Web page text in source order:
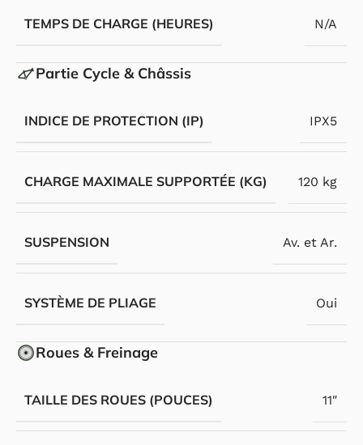
TEMPS DE CHARGE (HEURES) N/A
Partie Cycle & Châssis
INDICE DE PROTECTION (IP) IPX5
CHARGE MAXIMALE SUPPORTÉE (KG) 120 kg
SUSPENSION Av. et Ar.
SYSTÈME DE PLIAGE Oui
Roues & Freinage
TAILLE DES ROUES (POUCES) 11″